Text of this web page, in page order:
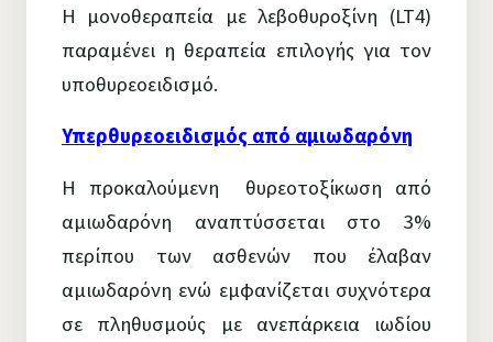
Η μονοθεραπεία με λεβοθυροξίνη (LT4)
παραμένει η θεραπεία επιλογής για τον
υποθυρεοειδισμό.
Υπερθυρεοειδισμός από αμιωδαρόνη
Η προκαλούμενη θυρεοτοξίκωση από
αμιωδαρόνη αναπτύσσεται στο 3%
περίπου των ασθενών που έλαβαν
αμιωδαρόνη ενώ εμφανίζεται συχνότερα
σε πληθυσμούς με ανεπάρκεια ιωδίου